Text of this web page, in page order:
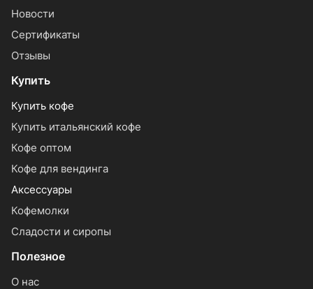
Новости
Сертификаты
Отзывы
Купить
Купить кофе
Купить итальянский кофе
Кофе оптом
Кофе для вендинга
Аксессуары
Кофемолки
Сладости и сиропы
Полезное
О нас